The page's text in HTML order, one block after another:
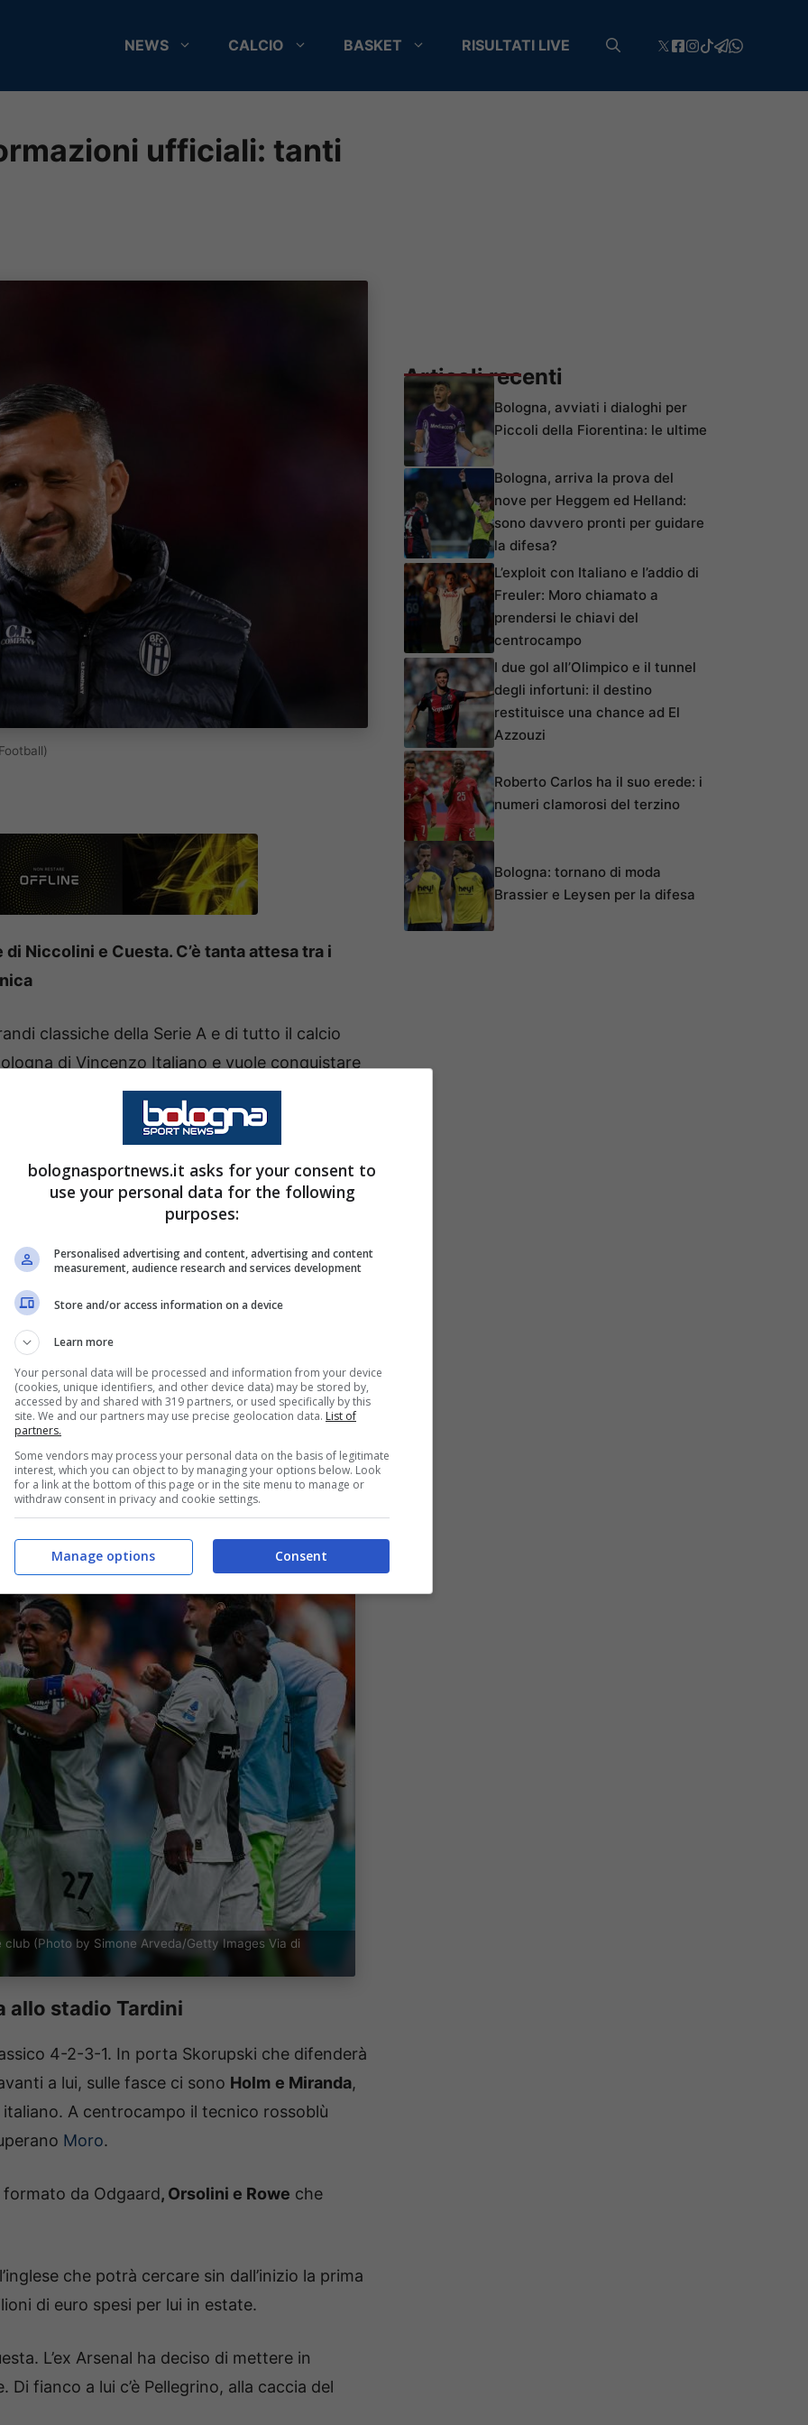
NEWS CALCIO BASKET RISULTATI LIVE
ufficiali: tanti
Niccolini e Cuesta. C’è tanta attesa tra i
classiche della Serie A e di tutto il calcio
di Vincenzo Italiano e vuole conquistare
della Serie A. I crociati hanno all’interno
come
Pellegrino.
simili anche se in contesti diversi, sarà
a finire e come si evolverà la classifica
le scelte tattiche dei due schieramenti.
primo minuto dei due club
Lucumi, Miranda; Freuler, Pobega;
: Niccolini
Valenti, Britschgi; Ordoñez, Keita, Estevez,
(Photo by Simone Arveda/Getty Images Via di
allo stadio Tardini
4-2-3-1. In porta Skorupski che difenderà
a lui, sulle fasce ci sono Holm e Miranda,
A centrocampo il tecnico rossoblù
Moro.
da Odgaard, Orsolini e Rowe che
che potrà cercare sin dall’inizio la prima
di euro spesi per lui in estate.
L’ex Arsenal ha deciso di mettere in
fianco a lui c’è Pellegrino, alla caccia del
Articoli recenti
Bologna, avviati i dialoghi per
Piccoli della Fiorentina: le ultime
Bologna, arriva la prova del
nove per Heggem ed Helland:
sono davvero pronti per guidare
la difesa?
L’exploit con Italiano e l’addio di
Freuler: Moro chiamato a
prendersi le chiavi del
centrocampo
I due gol all’Olimpico e il tunnel
degli infortuni: il destino
restituisce una chance ad El
Azzouzi
Roberto Carlos ha il suo erede: i
numeri clamorosi del terzino
Bologna: tornano di moda
Brassier e Leysen per la difesa
bolognasportnews.it asks for your consent to
use your personal data for the following
purposes:
Personalised advertising and content, advertising and content
measurement, audience research and services development
Store and/or access information on a device
Learn more
Your personal data will be processed and information from your device
(cookies, unique identifiers, and other device data) may be stored by,
accessed by and shared with 319 partners, or used specifically by this
site. We and our partners may use precise geolocation data. List of
partners.
Some vendors may process your personal data on the basis of legitimate
interest, which you can object to by managing your options below. Look
for a link at the bottom of this page or in the site menu to manage or
withdraw consent in privacy and cookie settings.
Consent
Manage options